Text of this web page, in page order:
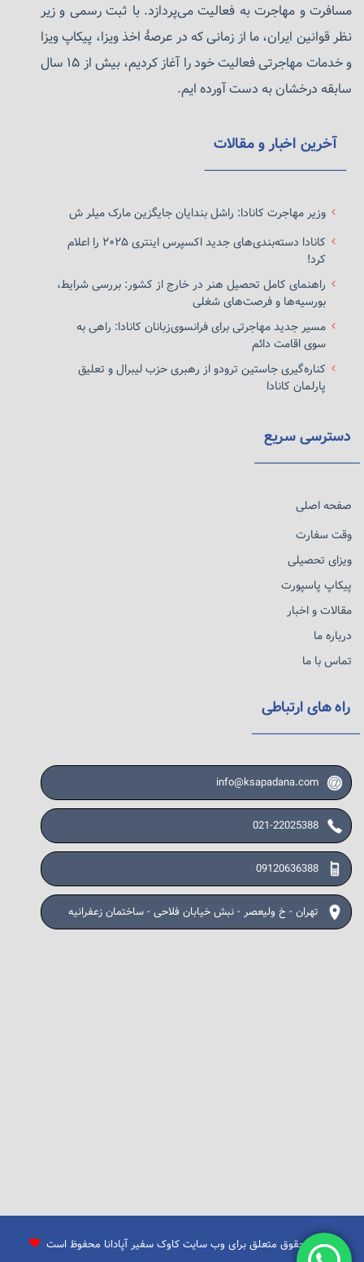
مسافرت و مهاجرت به فعالیت می‌پردازد. با ثبت رسمی و زیر
نظر قوانین ایران، ما از زمانی که در عرصهٔ اخذ ویزا، پیکاپ ویزا
و خدمات مهاجرتی فعالیت خود را آغاز کردیم، بیش از ۱۵ سال
سابقه درخشان به دست آورده ایم.
آخرین اخبار و مقالات
وزیر مهاجرت کانادا: راشل بندایان جایگزین مارک میلر ش
کانادا دسته‌بندی‌های جدید اکسپرس اینتری ۲۰۲۵ را اعلام
کرد!
راهنمای کامل تحصیل هنر در خارج از کشور: بررسی شرایط،
بورسیه‌ها و فرصت‌های شغلی
مسیر جدید مهاجرتی برای فرانسوی‌زبانان کانادا: راهی به
سوی اقامت دائم
کناره‌گیری جاستین ترودو از رهبری حزب لیبرال و تعلیق
پارلمان کانادا
دسترسی سریع
صفحه اصلی
وقت سفارت
ویزای تحصیلی
پیکاپ پاسپورت
مقالات و اخبار
درباره ما
تماس با ما
راه های ارتباطی
info@ksapadana.com
021-22025388
09120636388
تهران - خ ولیعصر - نبش خیابان فلاحی - ساختمان زعفرانیه
تمامی حقوق متعلق برای وب سایت کاوک سفیر آپادانا محفوظ است